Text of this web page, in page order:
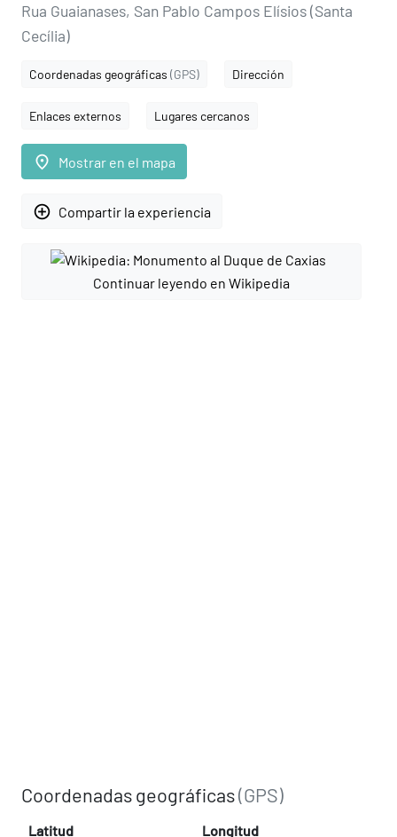
Rua Guaianases, San Pablo Campos Elísios (Santa
Cecília)
Coordenadas geográficas (GPS) Dirección
Enlaces externos Lugares cercanos
place Mostrar en el mapa
add_circle_outline Compartir la experiencia
Continuar leyendo en Wikipedia
Coordenadas geográficas(GPS)
Latitud Longitud